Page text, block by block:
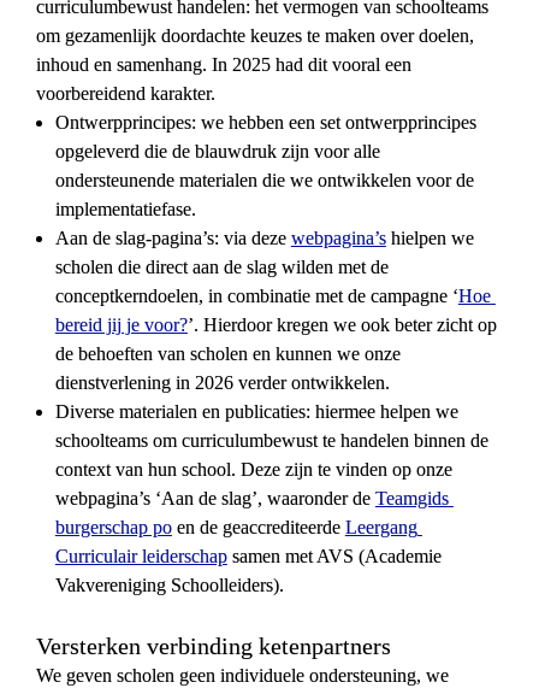
curriculumbewust handelen: het vermogen van schoolteams
om gezamenlijk doordachte keuzes te maken over doelen,
inhoud en samenhang. In 2025 had dit vooral een
voorbereidend karakter.
Ontwerpprincipes: we hebben een set ontwerpprincipes
opgeleverd die de blauwdruk zijn voor alle
ondersteunende materialen die we ontwikkelen voor de
implementatiefase.
Aan de slag-pagina’s: via deze webpagina’s hielpen we
scholen die direct aan de slag wilden met de
conceptkerndoelen, in combinatie met de campagne ‘Hoe
bereid jij je voor?’. Hierdoor kregen we ook beter zicht op
de behoeften van scholen en kunnen we onze
dienstverlening in 2026 verder ontwikkelen.
Diverse materialen en publicaties: hiermee helpen we
schoolteams om curriculumbewust te handelen binnen de
context van hun school. Deze zijn te vinden op onze
webpagina’s ‘Aan de slag’, waaronder de Teamgids
burgerschap po en de geaccrediteerde Leergang
Curriculair leiderschap samen met AVS (Academie
Vakvereniging Schoolleiders).
Versterken verbinding ketenpartners
We geven scholen geen individuele ondersteuning, we